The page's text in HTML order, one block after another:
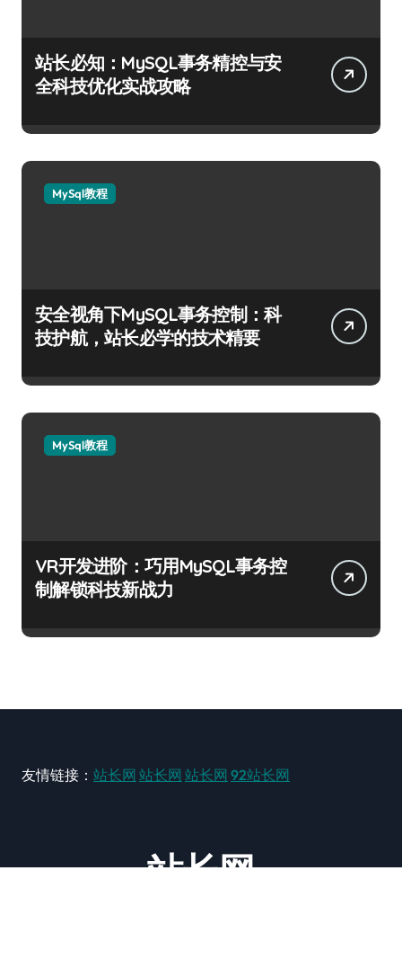
站长必知：MySQL事务精控与安
全科技优化实战攻略
MySql教程
安全视角下MySQL事务控制：科
技护航，站长必学的技术精要
MySql教程
VR开发进阶：巧用MySQL事务控
制解锁科技新战力
友情链接： 站长网 站长网 站长网 92站长网
站长网